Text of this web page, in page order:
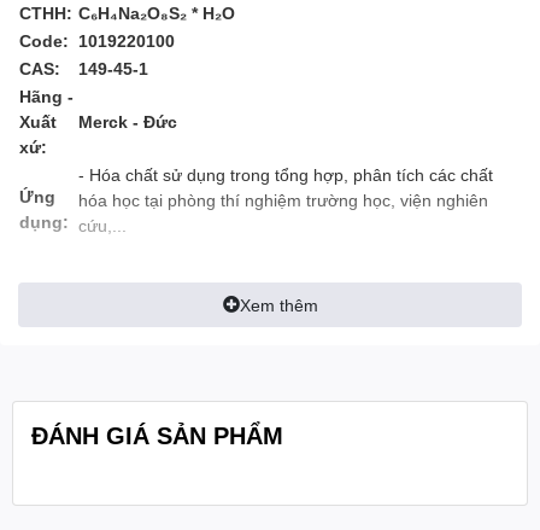
CTHH: C₆H₄Na₂O₈S₂ * H₂O
Code: 1019220100
CAS:
149-45-1
Hãng -
Xuất
xứ:
Merck - Đức
Ứng
dụng:
- Hóa chất sử dụng trong tổng hợp, phân tích các chất
hóa học tại phòng thí nghiệm trường học, viện nghiên
cứu,...
chất:
- Khối lượng mol: 332.22 g/mol
- Giá trị pH: 5,0 (10 g/l, H₂O, 20 °C)
- Tỷ trọng lớn: 465 kg/m3
Xem thêm
ĐÁNH GIÁ SẢN PHẨM